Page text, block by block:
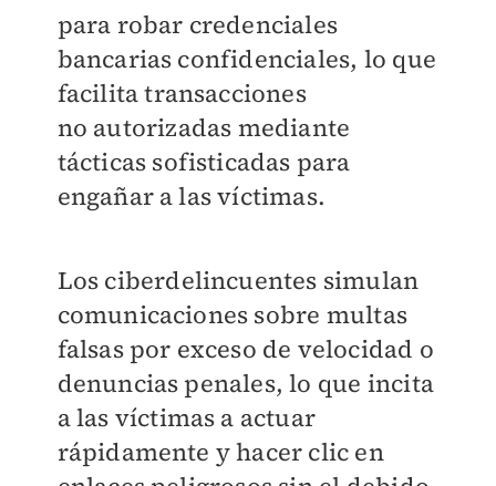
para robar credenciales
bancarias confidenciales, lo que
facilita transacciones
no autorizadas mediante
tácticas sofisticadas para
engañar a las víctimas.
Los ciberdelincuentes simulan
comunicaciones sobre multas
falsas por exceso de velocidad o
denuncias penales, lo que incita
a las víctimas a actuar
rápidamente y hacer clic en